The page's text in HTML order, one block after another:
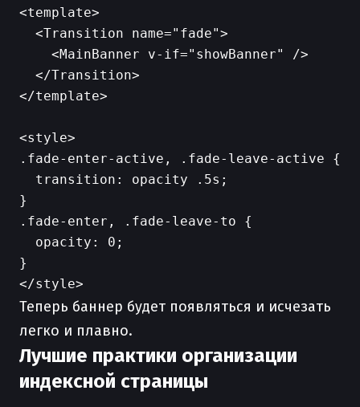
<template>
  <Transition name="fade">
    <MainBanner v-if="showBanner" />
  </Transition>
</template>
<style>
.fade-enter-active, .fade-leave-active {
  transition: opacity .5s;
}
.fade-enter, .fade-leave-to {
  opacity: 0;
}
Теперь баннер будет появляться и исчезать
легко и плавно.
Лучшие практики организации
индексной страницы